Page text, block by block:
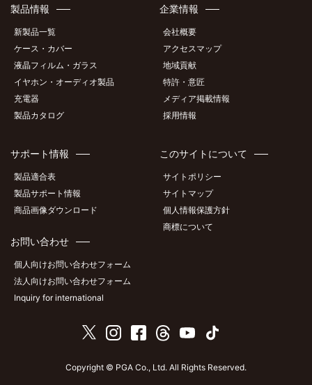
製品情報
新製品一覧
ケース・カバー
液晶フィルム・ガラス
イヤホン・オーディオ製品
充電器
製品カタログ
企業情報
会社概要
アクセスマップ
地域貢献
特許・意匠
メディア掲載情報
採用情報
サポート情報
製品適合表
製品サポート情報
商品画像ダウンロード
お問い合わせ
個人向けお問い合わせフォーム
法人向けお問い合わせフォーム
Inquiry for international
このサイトについて
サイトポリシー
サイトマップ
個人情報保護方針
商標について
Copyright © PGA Co., Ltd. All Rights Reserved.